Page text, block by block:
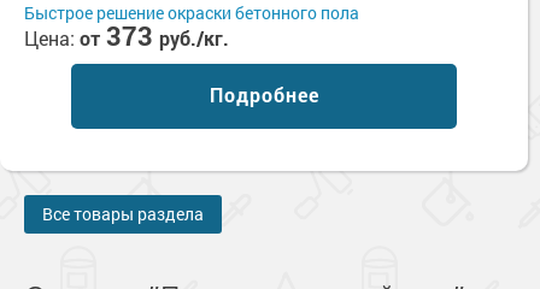
Быстрое решение окраски бетонного пола
Цена: от 373 руб./кг.
Подробнее
Все товары раздела